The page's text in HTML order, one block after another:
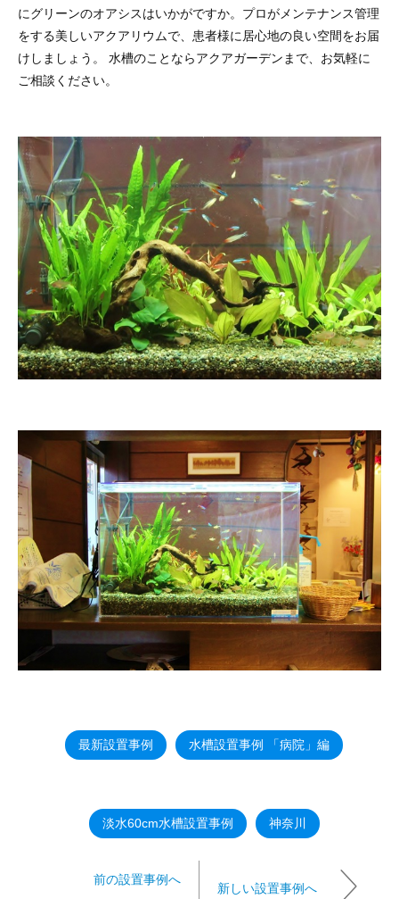
にグリーンのオアシスはいかがですか。プロがメンテナンス管理
をする美しいアクアリウムで、患者様に居心地の良い空間をお届
けしましょう。 水槽のことならアクアガーデンまで、お気軽に
ご相談ください。
最新設置事例 水槽設置事例 「病院」編
淡水60cm水槽設置事例 神奈川
前の設置事例へ
新しい設置事例へ